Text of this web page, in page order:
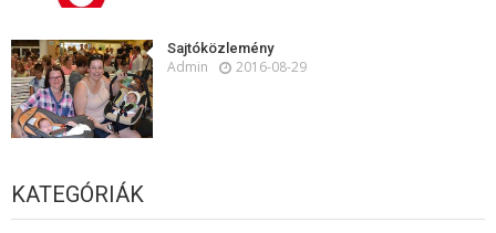
Sajtóközlemény
Admin 2016-08-29
KATEGÓRIÁK